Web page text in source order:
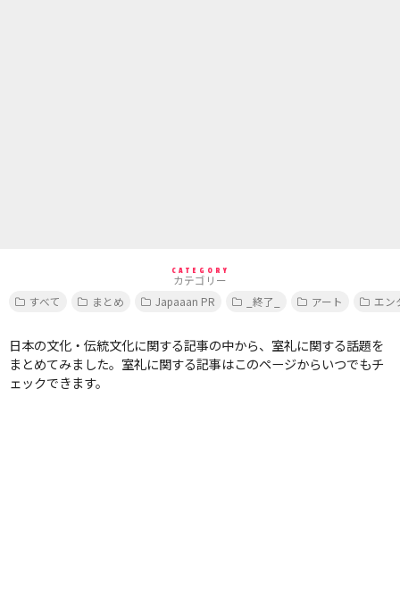
CATEGORY
カテゴリー
すべて
まとめ Japaaan PR _終了_ アート エン
日本の文化・伝統文化に関する記事の中から、室礼に関する話題を
まとめてみました。室礼に関する記事はこのページからいつでもチ
ェックできます。